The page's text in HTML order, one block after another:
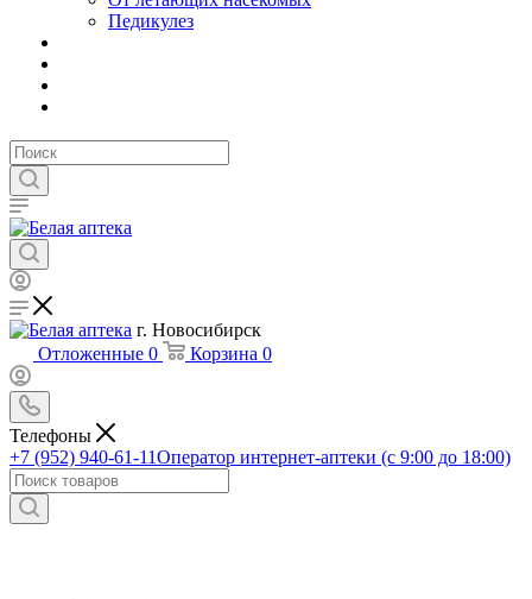
Педикулез
г. Новосибирск
Отложенные 0 Корзина 0
Телефоны
+7 (952) 940-61-11Оператор интернет-аптеки (с 9:00 до 18:00)